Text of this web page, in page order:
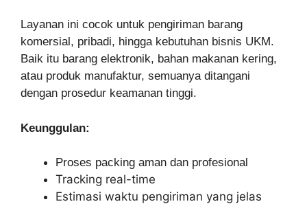
Layanan ini cocok untuk pengiriman barang
komersial, pribadi, hingga kebutuhan bisnis UKM.
Baik itu barang elektronik, bahan makanan kering,
atau produk manufaktur, semuanya ditangani
dengan prosedur keamanan tinggi.
Keunggulan:
Proses packing aman dan profesional
Tracking real-time
Estimasi waktu pengiriman yang jelas